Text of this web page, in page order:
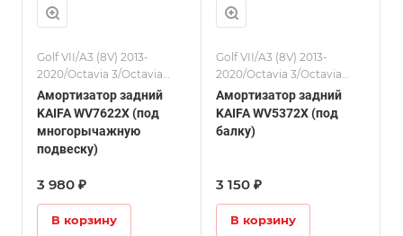
Golf VII/A3 (8V) 2013-
2020/Octavia 3/Octavia
4/Leon (5F)/
Амортизаторы/Passat
(B8)/Superb 3
Амортизатор задний
KAIFA WV7622X (под
многорычажную
подвеску)
3 980 ₽
В корзину
Golf VII/A3 (8V) 2013-
2020/Octavia 3/Octavia
4/Leon (5F)/
Амортизаторы/Karoq
Амортизатор задний
KAIFA WV5372X (под
балку)
3 150 ₽
В корзину